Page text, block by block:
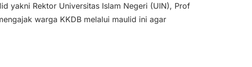
yakni Rektor Universitas Islam Negeri (UIN), Prof
warga KKDB melalui maulid ini agar